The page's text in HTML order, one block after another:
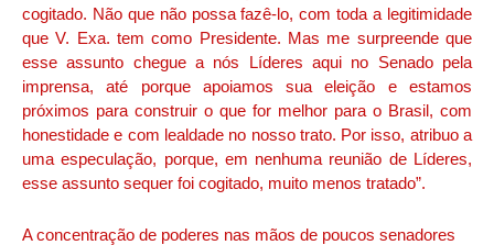
cogitado. Não que não possa fazê-lo, com toda a legitimidade
que V. Exa. tem como Presidente. Mas me surpreende que
esse assunto chegue a nós Líderes aqui no Senado pela
imprensa, até porque apoiamos sua eleição e estamos
próximos para construir o que for melhor para o Brasil, com
honestidade e com lealdade no nosso trato. Por isso, atribuo a
uma especulação, porque, em nenhuma reunião de Líderes,
esse assunto sequer foi cogitado, muito menos tratado”.
A concentração de poderes nas mãos de poucos senadores